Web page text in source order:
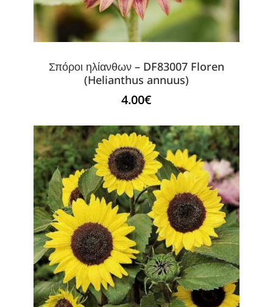
Σπόροι ηλίανθων – DF83007 Floren
(Helianthus annuus)
4.00€